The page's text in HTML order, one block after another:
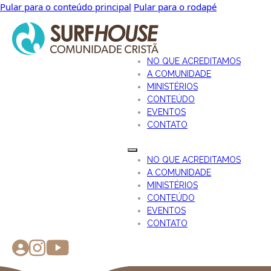
Pular para o conteúdo principal Pular para o rodapé
NO QUE ACREDITAMOS
A COMUNIDADE
MINISTÉRIOS
CONTEÚDO
EVENTOS
CONTATO
NO QUE ACREDITAMOS
A COMUNIDADE
MINISTÉRIOS
CONTEÚDO
EVENTOS
CONTATO